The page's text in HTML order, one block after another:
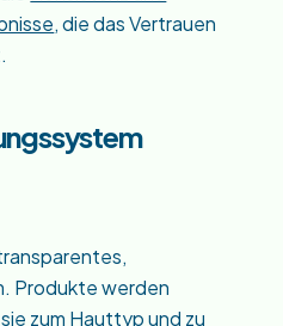
, die das Vertrauen
Produkte werden
zum Hauttyp und zu